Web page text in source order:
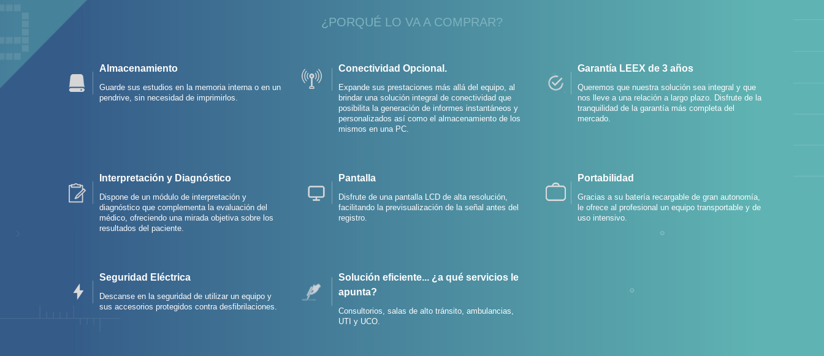
¿PORQUÉ LO VA A COMPRAR?
Almacenamiento
Guarde sus estudios en la memoria interna o en un
pendrive, sin necesidad de imprimirlos.
Conectividad Opcional.
Expande sus prestaciones más allá del equipo, al
brindar una solución integral de conectividad que
posibilita la generación de informes instantáneos y
personalizados así como el almacenamiento de los
mismos en una PC.
Garantía LEEX de 3 años
Queremos que nuestra solución sea integral y que
nos lleve a una relación a largo plazo. Disfrute de la
tranquilidad de la garantía más completa del
mercado.
Interpretación y Diagnóstico
Dispone de un módulo de interpretación y
diagnóstico que complementa la evaluación del
médico, ofreciendo una mirada objetiva sobre los
resultados del paciente.
Pantalla
Disfrute de una pantalla LCD de alta resolución,
facilitando la previsualización de la señal antes del
registro.
Portabilidad
Gracias a su batería recargable de gran autonomía,
le ofrece al profesional un equipo transportable y de
uso intensivo.
Seguridad Eléctrica
Descanse en la seguridad de utilizar un equipo y
sus accesorios protegidos contra desfibrilaciones.
Solución eficiente... ¿a qué servicios le
apunta?
Consultorios, salas de alto tránsito, ambulancias,
UTI y UCO.